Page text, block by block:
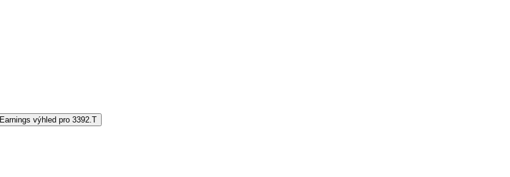
Earnings výhled pro 3392.T